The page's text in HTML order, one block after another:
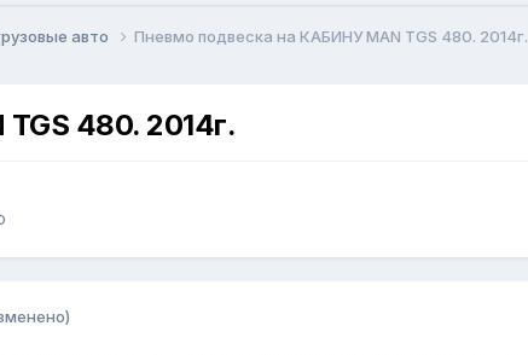
авто Пневмо подвеска на КАБИНУ MAN TGS 480. 2014г.
480. 2014г.